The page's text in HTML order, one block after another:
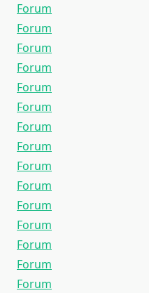
Forum
Forum
Forum
Forum
Forum
Forum
Forum
Forum
Forum
Forum
Forum
Forum
Forum
Forum
Forum